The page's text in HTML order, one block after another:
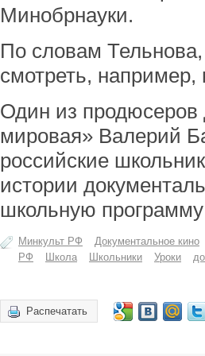
Минобрнауки.
По словам
смотреть, например,
Один из продюсеров
мировая» Валерий
российские
истории
школьную
Минкульт РФ Документальное кино
РФ
Школа Школьники Уроки
Распечатать